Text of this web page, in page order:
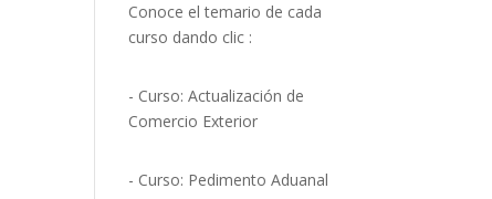
Conoce el temario de cada
curso dando clic :
- Curso: Actualización de
Comercio Exterior
- Curso: Pedimento Aduanal